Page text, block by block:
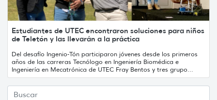
Estudiantes de UTEC encontraron soluciones para niños
de Teletón y las llevarán a la práctica
Del desafío Ingenio-Tón participaron jóvenes desde los primeros
años de las carreras Tecnólogo en Ingeniería Biomédica e
Ingeniería en Mecatrónica de UTEC Fray Bentos y tres grupo...